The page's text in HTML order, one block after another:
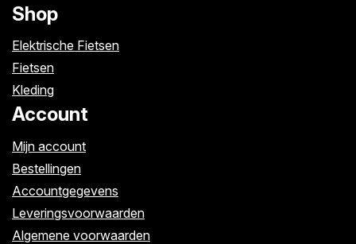
Shop
Elektrische Fietsen
Fietsen
Kleding
Account
Mijn account
Bestellingen
Accountgegevens
Leveringsvoorwaarden
Algemene voorwaarden